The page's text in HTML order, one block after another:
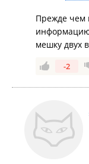
Прежде чем
мешку двух
-2